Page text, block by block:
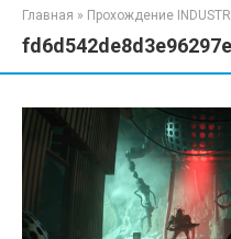
Главная » Прохождение